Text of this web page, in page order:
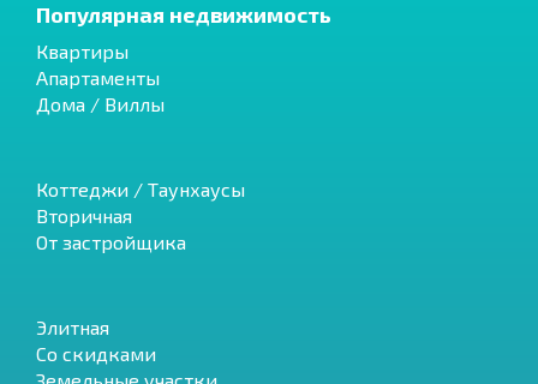
Популярная недвижимость
Квартиры
Апартаменты
Дома / Виллы
Коттеджи / Таунхаусы
Вторичная
От застройщика
Элитная
Со скидками